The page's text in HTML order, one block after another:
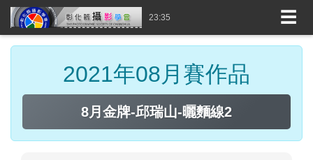
23:35 ☰
2021年08月賽作品
8月金牌-邱瑞山-曬麵線2